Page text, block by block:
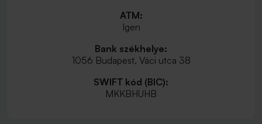
ATM:
Igen
Bank székhelye:
1056 Budapest, Váci utca 38
SWIFT kód (BIC):
MKKBHUHB